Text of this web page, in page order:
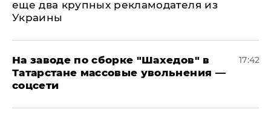
еще два крупных рекламодателя из
Украины
На заводе по сборке "Шахедов" в
Татарстане массовые увольнения —
соцсети
17:42